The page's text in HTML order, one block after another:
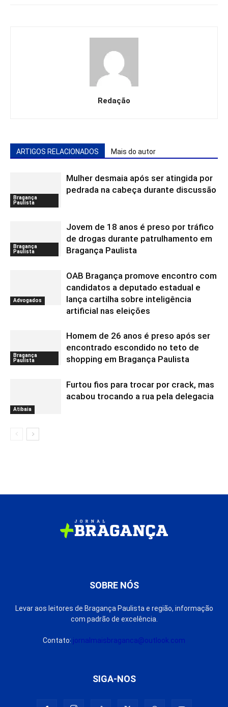
Redação
ARTIGOS RELACIONADOS Mais do autor
Bragança
Paulista
Mulher desmaia após ser atingida por
pedrada na cabeça durante discussão
Bragança
Paulista
Jovem de 18 anos é preso por tráfico
de drogas durante patrulhamento em
Bragança Paulista
Advogados
OAB Bragança promove encontro com
candidatos a deputado estadual e
lança cartilha sobre inteligência
artificial nas eleições
Bragança
Paulista
Homem de 26 anos é preso após ser
encontrado escondido no teto de
shopping em Bragança Paulista
Atibaia
Furtou fios para trocar por crack, mas
acabou trocando a rua pela delegacia
SOBRE NÓS
Levar aos leitores de Bragança Paulista e região, informação
com padrão de excelência.
Contato: jornalmaisbraganca@outlook.com
SIGA-NOS